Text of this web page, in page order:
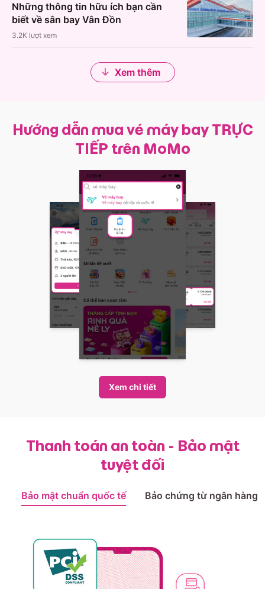
Những thông tin hữu ích bạn cần
biết về sân bay Vân Đồn
3.2K lượt xem
Xem thêm
Hướng dẫn mua vé máy bay TRỰC
TIẾP trên MoMo
Xem chi tiết
Thanh toán an toàn - Bảo mật
tuyệt đối
Bảo mật chuẩn quốc tế Bảo chứng từ ngân hàng